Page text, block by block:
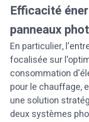
Efficacité
panneaux
En particulier,
focalisée sur
consommation
pour le chauffage,
une solution
deux systèmes